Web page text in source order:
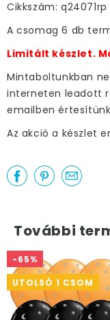
Cikkszám: q24071rp
A csomag 6 db
Limitált készlet.
Mintaboltunkban
interneten leadott
emailben
Az akció a készlet
További
-65%
UTOLSÓ 1 CSOM